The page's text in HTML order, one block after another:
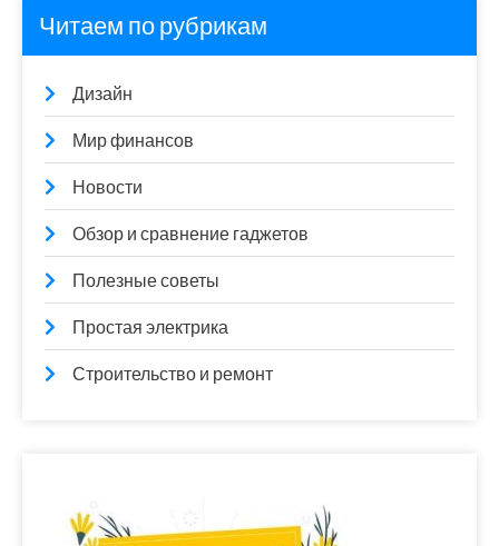
Читаем по рубрикам
Дизайн
Мир финансов
Новости
Обзор и сравнение гаджетов
Полезные советы
Простая электрика
Строительство и ремонт